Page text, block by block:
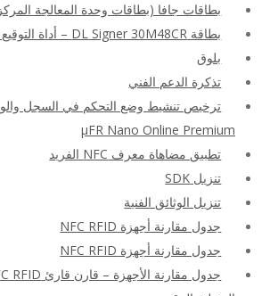
بطاقات جافا (بطاقات وحدة المعالجة
بطاقة DL Signer 30M48CR – أداة التوقيع الرقمي
بلوق
تذكرة الدعم الفني
ترخيص تنشيط وضع التحكم في السجل
μFR Nano Online Premium
تطبيق مضاهاة معرف NFC الفريد
تنزيل SDK
تنزيل الوثائق الفنية
جدول مقارنة أجهزة NFC RFID
جدول مقارنة أجهزة NFC RFID